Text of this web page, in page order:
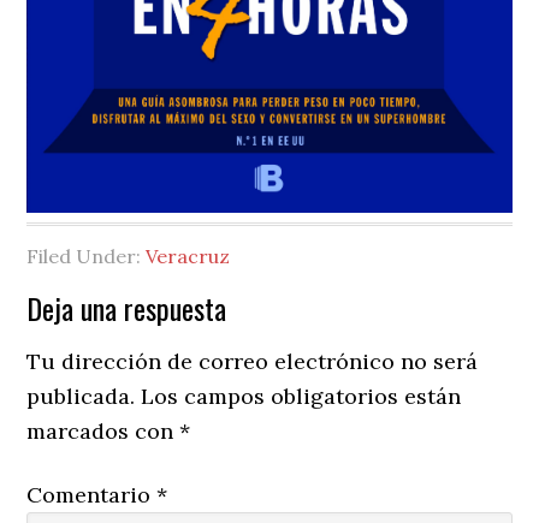
Filed Under:Veracruz
Reader
Interactions
Deja una respuesta
Tu dirección de correo electrónico no será
publicada. Los campos obligatorios están
marcados con*
Comentario*